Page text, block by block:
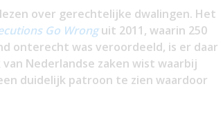
over gerechtelijke dwalingen. Het
Go Wrong uit 2011, waarin 250
onterecht was veroordeeld, is er daar
Nederlandse zaken wist waarbij
duidelijk patroon te zien waardoor